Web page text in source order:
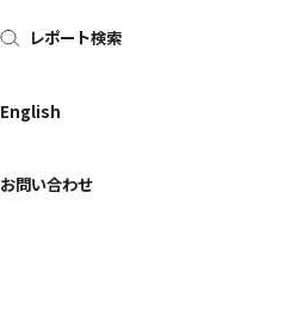
レポート検索
English
お問い合わせ